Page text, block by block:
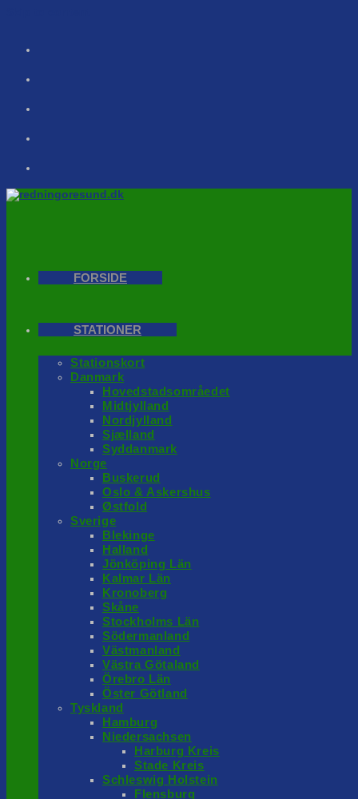
FORSIDE
STATIONER
Stationskort
Danmark
Hovedstadsområedet
Midtjylland
Nordjylland
Sjælland
Syddanmark
Norge
Buskerud
Oslo & Askershus
Østfold
Sverige
Blekinge
Halland
Jönköping Län
Kalmar Län
Kronoberg
Skåne
Stockholms Län
Södermanland
Västmanland
Västra Götaland
Örebro Län
Öster Götland
Tyskland
Hamburg
Niedersachsen
Harburg Kreis
Stade Kreis
Schleswig Holstein
Flensburg